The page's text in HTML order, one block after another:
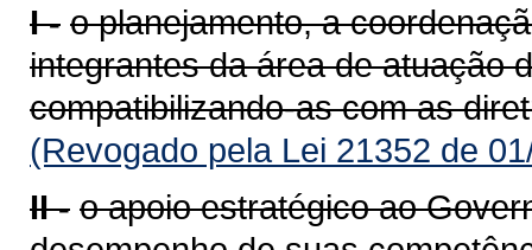
I - o planejamento, a
integrantes da área de atuação
compatibilizando-as com as
(Revogado pela Lei 21352 de
II - o apoio estratégico ao